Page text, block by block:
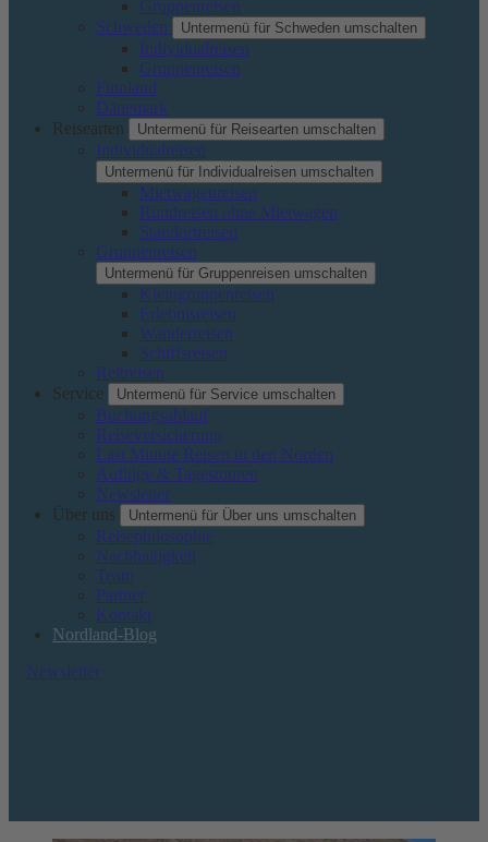
Gruppenreisen
Schweden
Untermenü für Schweden umschalten
Individualreisen
Gruppenreisen
Finnland
Dänemark
Reisearten
Untermenü für Reisearten umschalten
Individualreisen
Untermenü für Individualreisen umschalten
Mietwagenreisen
Rundreisen ohne Mietwagen
Standortreisen
Gruppenreisen
Untermenü für Gruppenreisen umschalten
Kleingruppenreisen
Erlebnisreisen
Wanderreisen
Schiffsreisen
Reitreisen
Service
Untermenü für Service umschalten
Buchungsablauf
Reiseversicherung
Last Minute Reisen in den Norden
Auflüge & Tagestouren
Newsletter
Über uns
Untermenü für Über uns umschalten
Reisephilosophie
Nachhaltigkeit
Team
Partner
Kontakt
Nordland-Blog
Newsletter